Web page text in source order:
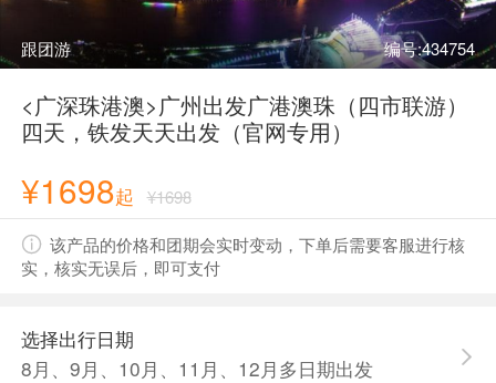
跟团游 编号:434754
<广深珠港澳>广州出发广港澳珠（四市联游）
四天，铁发天天出发（官网专用）
¥1698起 ¥1698
该产品的价格和团期会实时变动，下单后需要客服进行核
实，核实无误后，即可支付
选择出行日期
8月、9月、10月、11月、12月多日期出发